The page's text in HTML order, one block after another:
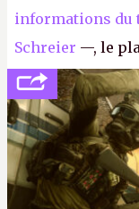
informations du
Schreier —, le
réductions de
studios et
FCetBattlefield,